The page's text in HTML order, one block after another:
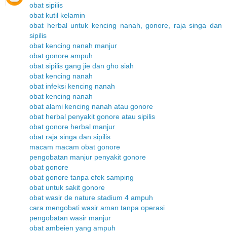
obat sipilis
obat kutil kelamin
obat herbal untuk kencing nanah, gonore, raja singa dan
sipilis
obat kencing nanah manjur
obat gonore ampuh
obat sipilis gang jie dan gho siah
obat kencing nanah
obat infeksi kencing nanah
obat kencing nanah
obat alami kencing nanah atau gonore
obat herbal penyakit gonore atau sipilis
obat gonore herbal manjur
obat raja singa dan sipilis
macam macam obat gonore
pengobatan manjur penyakit gonore
obat gonore
obat gonore tanpa efek samping
obat untuk sakit gonore
obat wasir de nature stadium 4 ampuh
cara mengobati wasir aman tanpa operasi
pengobatan wasir manjur
obat ambeien yang ampuh